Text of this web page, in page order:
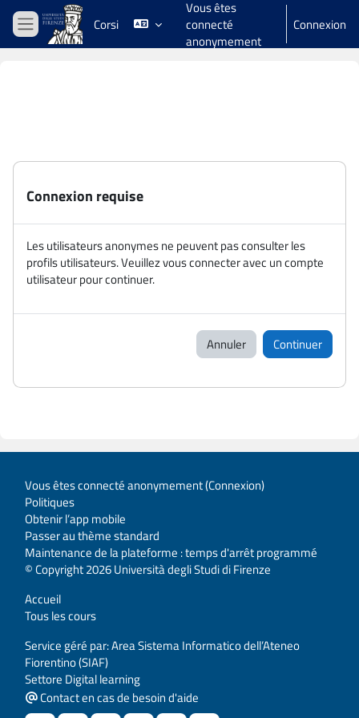
Passer au contenu principal
Panneau latéral
Corsi
Vous êtes
connecté
anonymement
Connexion
Connexion requise
Les utilisateurs anonymes ne peuvent pas consulter les
profils utilisateurs. Veuillez vous connecter avec un compte
utilisateur pour continuer.
Annuler Continuer
Vous êtes connecté anonymement (Connexion)
Politiques
Obtenir l’app mobile
Passer au thème standard
Maintenance de la plateforme : temps d'arrêt programmé
© Copyright 2026 Università degli Studi di Firenze
Accueil
Tous les cours
Service géré par: Area Sistema Informatico dell’Ateneo
Fiorentino (SIAF)
Settore Digital learning
Contact en cas de besoin d'aide